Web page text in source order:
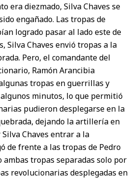
era diezmado, Silva Chaves se
engañado. Las tropas de
logrado pasar al lado este de
Silva Chaves envió tropas a la
Pero, el comandante del
Ramón Arancibia
tropas en guerrillas y
minutos, lo que permitió
pudieron desplegarse en la
dejando la artillería en
Chaves entrar a la
de frente a las tropas de Pedro
ambas tropas separadas solo por
revolucionarias desplegadas en